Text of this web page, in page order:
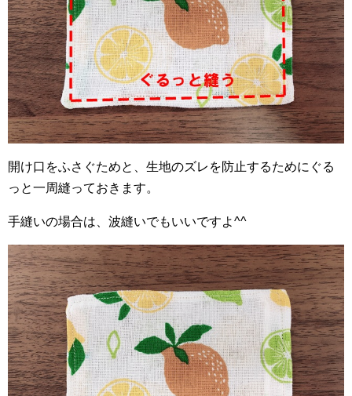
開け口をふさぐためと、生地のズレを防止するためにぐる
っと一周縫っておきます。
手縫いの場合は、波縫いでもいいですよ^^